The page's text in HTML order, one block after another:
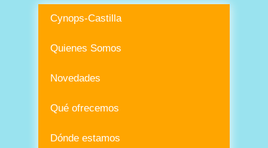
Cynops-Castilla
Quienes Somos
Novedades
Qué ofrecemos
Dónde estamos